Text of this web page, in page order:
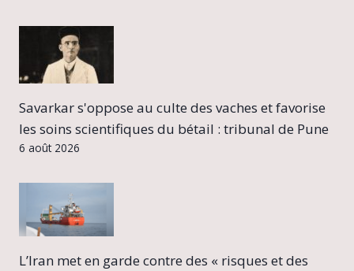
Savarkar s'oppose au culte des vaches et favorise
les soins scientifiques du bétail : tribunal de Pune
6 août 2026
L’Iran met en garde contre des « risques et des